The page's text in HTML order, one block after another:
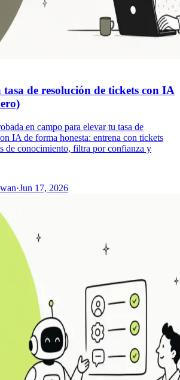
de resolución de tickets con IA
en campo para elevar tu tasa de
IA de forma honesta: entrena con tickets
de conocimiento, filtra por confianza y
·Jun 17, 2026